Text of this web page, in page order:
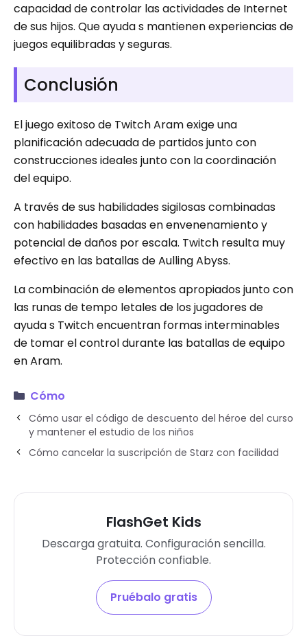
capacidad de controlar las actividades de Internet
de sus hijos. Que ayuda s mantienen experiencias de
juegos equilibradas y seguras.
Conclusión
El juego exitoso de Twitch Aram exige una
planificación adecuada de partidos junto con
construcciones ideales junto con la coordinación
del equipo.
A través de sus habilidades sigilosas combinadas
con habilidades basadas en envenenamiento y
potencial de daños por escala. Twitch resulta muy
efectivo en las batallas de Aulling Abyss.
La combinación de elementos apropiados junto con
las runas de tempo letales de los jugadores de
ayuda s Twitch encuentran formas interminables
de tomar el control durante las batallas de equipo
en Aram.
Cómo
Cómo usar el código de descuento del héroe del curso
y mantener el estudio de los niños
Cómo cancelar la suscripción de Starz con facilidad
FlashGet Kids
Descarga gratuita. Configuración sencilla.
Protección confiable.
Pruébalo gratis